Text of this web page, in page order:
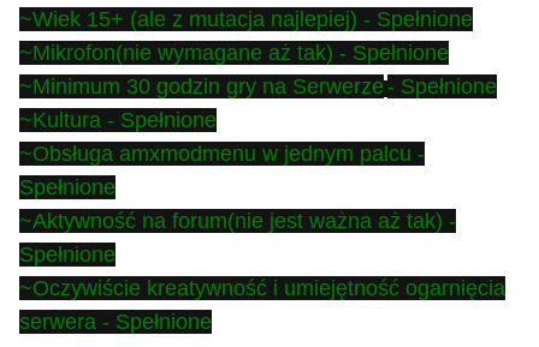
~Wiek 15+ (ale z mutacja najlepiej) - Spełnione
~Mikrofon(nie wymagane aż tak) - Spełnione
~Minimum 30 godzin gry na Serwerze - Spełnione
~Kultura - Spełnione
~Obsługa amxmodmenu w jednym palcu -
Spełnione
~Aktywność na forum(nie jest ważna aż tak) -
Spełnione
~Oczywiście kreatywność i umiejętność ogarnięcia
serwera - Spełnione